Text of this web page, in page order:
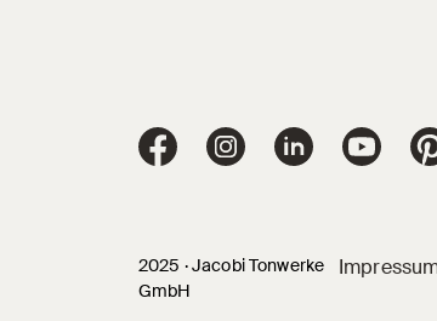
Jacobi
Jacobi Dachziegel auf
Jacobi Dachziegel
Jacobi
2025 · Jacobi Tonwerke
GmbH